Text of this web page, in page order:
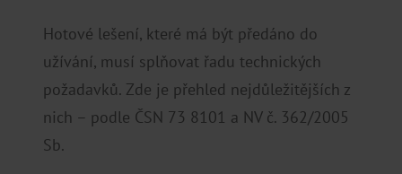
Hotové lešení, které má být předáno do
užívání, musí splňovat řadu technických
požadavků. Zde je přehled nejdůležitějších z
nich – podle ČSN 73 8101 a NV č. 362/2005
Sb.